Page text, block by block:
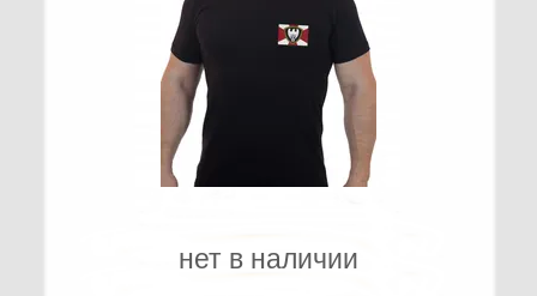
нет в наличии